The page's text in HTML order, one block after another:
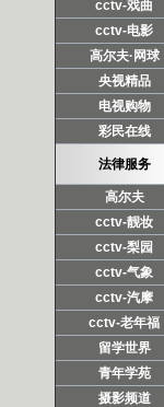
cctv-戏曲
cctv-电影
高尔夫·网球
央视精品
电视购物
彩民在线
法律服务
高尔夫
cctv-靓妆
cctv-梨园
cctv-气象
cctv-汽摩
cctv-老年福
留学世界
青年学苑
摄影频道